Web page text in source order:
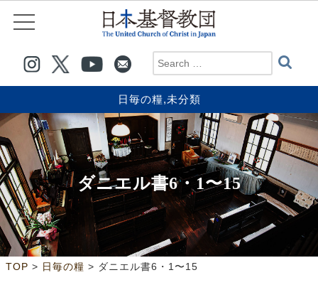
日毎の糧,未分類
ダニエル書6・1〜15
TOP > 日毎の糧 > ダニエル書6・1〜15